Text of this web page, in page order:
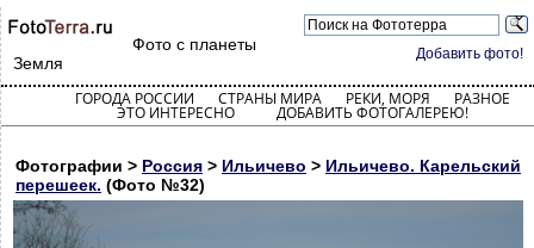
Добавить фото!
Фото с планеты
Земля
ГОРОДА РОССИИ СТРАНЫ МИРА РЕКИ, МОРЯ РАЗНОЕ
ЭТО ИНТЕРЕСНО ДОБАВИТЬ ФОТОГАЛЕРЕЮ!
Фотографии > Россия > Ильичево > Ильичево. Карельский
перешеек. (Фото №32)